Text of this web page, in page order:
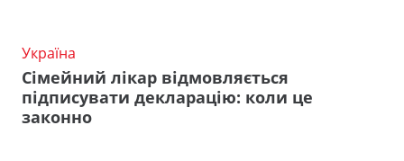
Україна
Сімейний лікар відмовляється
підписувати декларацію: коли це
законно